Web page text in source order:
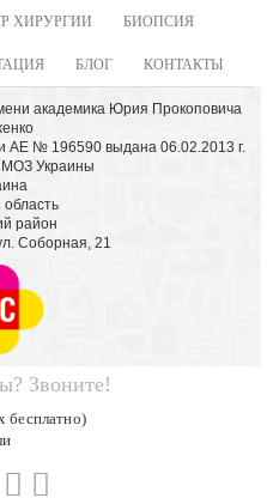
ХИРУРГИИ БИОПСИЯ
БЛОГ КОНТАКТЫ
академика Юрия Прокоповича
АЕ № 196590 выдана 06.02.2013 г.
Украины
область
район
Соборная, 21
Звоните!
бесплатно)